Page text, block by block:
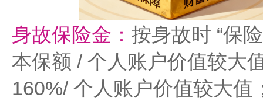
身故保险金： 按身故时 “保
本保额 / 个人账户价值较大
160%/ 个人账户价值较大